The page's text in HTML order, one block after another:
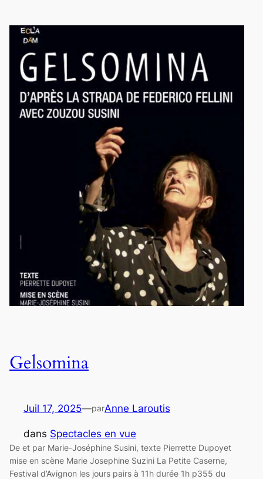
Gelsomina
Juil 17, 2025—parAnne Laroutis
dans Spectacles en vue
De et par Marie-Joséphine Susini, texte Pierrette Dupoyet
mise en scène Marie Josephine Suzini La Petite Caserne,
Festival d’Avignon les jours pairs à 11h durée 1h p355 du